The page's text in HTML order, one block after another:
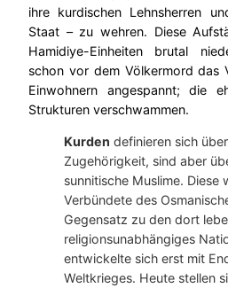
ihre kurdischen Lehnsherren
Staat – zu wehren. Diese
Hamidiye-Einheiten brutal
schon vor dem Völkermord das
Einwohnern angespannt; die
Strukturen verschwammen.
Kurden definieren sich
Zugehörigkeit, sind aber
sunnitische Muslime. Diese
Verbündete des
Gegensatz zu den dort
religionsunabhängiges
entwickelte sich erst mit
Weltkrieges. Heute stellen